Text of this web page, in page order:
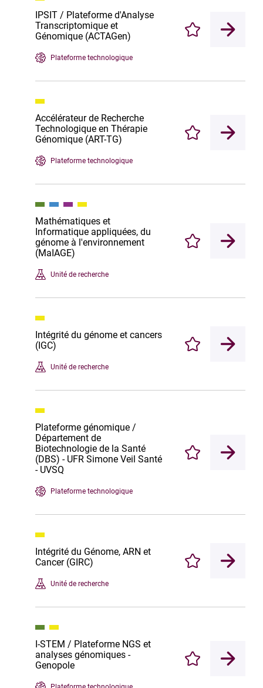
IPSIT / Plateforme d'Analyse
Transcriptomique et
Génomique (ACTAGen)
Plateforme technologique
Enregistrer
Accélérateur de Recherche
Technologique en Thérapie
Génomique (ART-TG)
Plateforme technologique
Enregistrer
Mathématiques et
Informatique appliquées, du
génome à l'environnement
(MaIAGE)
Unité de recherche
Enregistrer
Intégrité du génome et cancers
(IGC)
Unité de recherche
Enregistrer
Plateforme génomique /
Département de
Biotechnologie de la Santé
(DBS) - UFR Simone Veil Santé
- UVSQ
Plateforme technologique
Enregistrer
Intégrité du Génome, ARN et
Cancer (GIRC)
Unité de recherche
Enregistrer
I-STEM / Plateforme NGS et
analyses génomiques -
Genopole
Enregistrer